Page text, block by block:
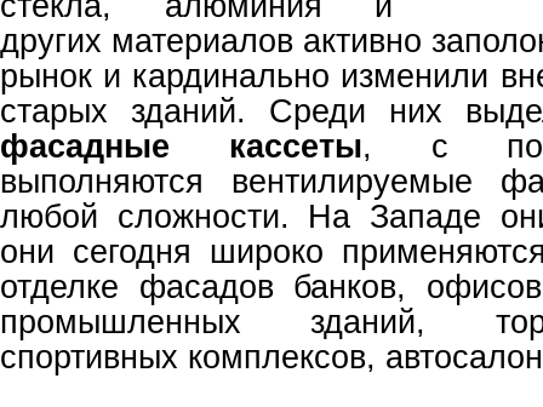
других материалов активно
рынок и кардинально изменили
старых зданий. Среди них
фасадные кассеты, с
выполняются вентилируемые
любой сложности. На Западе
они сегодня широко
отделке фасадов банков,
промышленных зданий,
спортивных комплексов,